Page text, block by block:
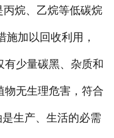
丙烷、乙烷等低碳烷
施加以回收利用，
少量碳黑、杂质和
物无生理危害，符合
生产、生活的必需